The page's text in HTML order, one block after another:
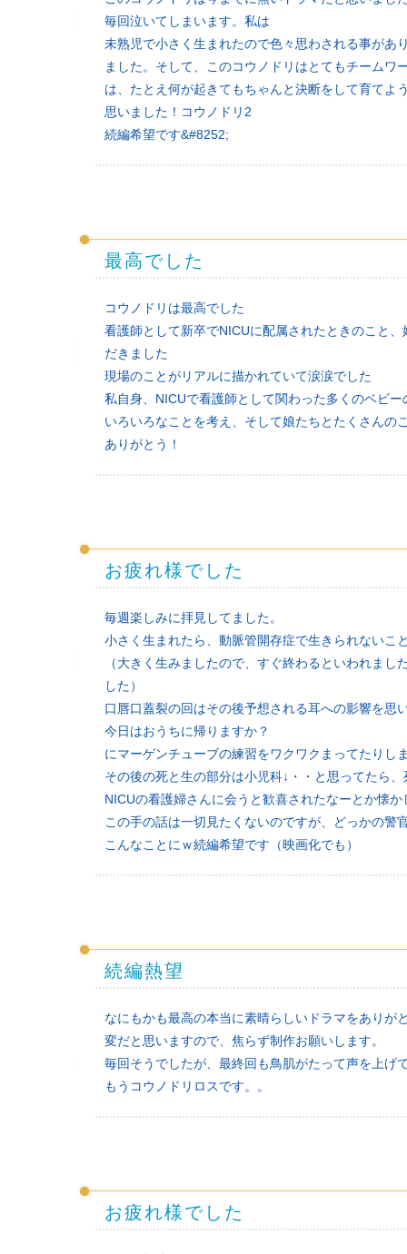
毎回泣いてしまいます。私は
未熟児で小さく生まれたので色々思わされる事があ
ました。そして、このコウノドリはとてもチーム
は、たとえ何が起きてもちゃんと決断をして育てよ
思いました！コウノドリ2
続編希望です&#8252;
最高でした
コウノドリは最高でした
看護師として新卒でNICUに配属されたときのこと
だきました
現場のことがリアルに描かれていて涙涙でした
私自身、NICUで看護師として関わった多くのベビ
いろいろなことを考え、そして娘たちとたくさんの
ありがとう！
お疲れ様でした
毎週楽しみに拝見してました。
小さく生まれたら、動脈管開存症で生きられないこ
（大きく生みましたので、すぐ終わるといわれま
した）
口唇口蓋裂の回はその後予想される耳への影響を思
今日はおうちに帰りますか？
にマーゲンチューブの練習をワクワクまってたりし
その後の死と生の部分は小児科↓・・と思ってたら
NICUの看護婦さんに会うと歓喜されたなーとか懐
この手の話は一切見たくないのですが、どっかの
こんなことにｗ続編希望です（映画化でも）
続編熱望
なにもかも最高の本当に素晴らしいドラマをありが
変だと思いますので、焦らず制作お願いします。
毎回そうでしたが、最終回も鳥肌がたって声を上げ
もうコウノドリロスです。。
お疲れ様でした